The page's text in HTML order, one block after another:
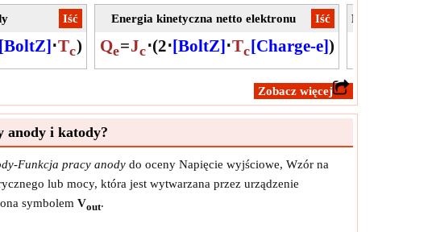
​Iść
[BoltZ]⋅Tc)
​Iść
Energia kinetyczna netto elektronu
Qe=Jc⋅(2⋅[BoltZ]⋅Tc[Charge-e])
Minimalna
​Zobacz więcej
anody i katody?
Funkcja pracy anody do oceny Napięcie wyjściowe, Wzór na
lub mocy, która jest wytwarzana przez urządzenie
symbolem Vout.